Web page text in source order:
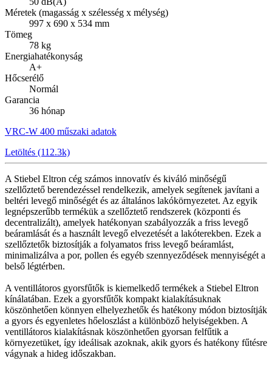
Méretek (magasság x szélesség x mélység)
997 x 690 x 534 mm
Tömeg
78 kg
Energiahatékonyság
A+
Hőcserélő
Normál
Garancia
36 hónap
VRC-W 400 műszaki adatok
Letöltés (112.3k)
A Stiebel Eltron cég számos innovatív és kiváló minőségű
szellőztető berendezéssel rendelkezik, amelyek segítenek javítani a
beltéri levegő minőségét és az általános lakókörnyezetet. Az egyik
legnépszerűbb termékük a szellőztető rendszerek (központi és
decentralizált), amelyek hatékonyan szabályozzák a friss levegő
beáramlását és a használt levegő elvezetését a lakóterekben. Ezek a
szellőztetők biztosítják a folyamatos friss levegő beáramlást,
minimalizálva a por, pollen és egyéb szennyeződések mennyiségét a
belső légtérben.
A ventillátoros gyorsfűtők is kiemelkedő termékek a Stiebel Eltron
kínálatában. Ezek a gyorsfűtők kompakt kialakításuknak
köszönhetően könnyen elhelyezhetők és hatékony módon biztosítják
a gyors és egyenletes hőeloszlást a különböző helyiségekben. A
ventillátoros kialakításnak köszönhetően gyorsan felfűtik a
környezetüket, így ideálisak azoknak, akik gyors és hatékony fűtésre
vágynak a hideg időszakban.